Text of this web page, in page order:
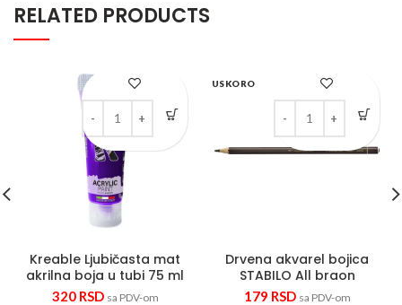
RELATED PRODUCTS
Kreable Ljubičasta mat
akrilna boja u tubi 75 ml
320 RSD sa PDV-om
Kreable Ljubičasta mat akrilna boja u tubi 75 ml quantity
USKORO
Drvena akvarel bojica
STABILO All braon
179 RSD sa PDV-om
Drvena akvarel bojica